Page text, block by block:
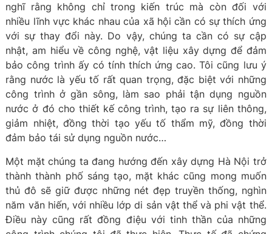
nghĩ rằng không chỉ trong kiến trúc mà còn đối với
nhiều lĩnh vực khác nhau của xã hội cần có sự thích ứng
với sự thay đổi này. Do vậy, chúng ta cần có sự cập
nhật, am hiểu về công nghệ, vật liệu xây dựng để đảm
bảo công trình ấy có tính thích ứng cao. Tôi cũng lưu ý
rằng nước là yếu tố rất quan trọng, đặc biệt với những
công trình ở gần sông, làm sao phải tận dụng nguồn
nước ở đó cho thiết kế công trình, tạo ra sự liên thông,
giảm nhiệt, đồng thời tạo yếu tố thẩm mỹ, đồng thời
đảm bảo tái sử dụng nguồn nước…
Một mặt chúng ta đang hướng đến xây dựng Hà Nội trở
thành thành phố sáng tạo, mặt khác cũng mong muốn
thủ đô sẽ giữ được những nét đẹp truyền thống, nghìn
năm văn hiến, với nhiều lớp di sản vật thể và phi vật thể.
Điều này cũng rất đồng điệu với tinh thần của những